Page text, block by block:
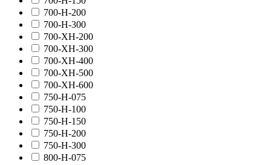
700-H-200
700-H-300
700-XH-200
700-XH-300
700-XH-400
700-XH-500
700-XH-600
750-H-075
750-H-100
750-H-150
750-H-200
750-H-300
800-H-075